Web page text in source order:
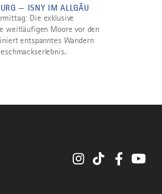
— ISNY IM ALLGÄU
Die exklusive
weitläufigen Moore vor den
entspanntes Wandern
InstagramTikTok